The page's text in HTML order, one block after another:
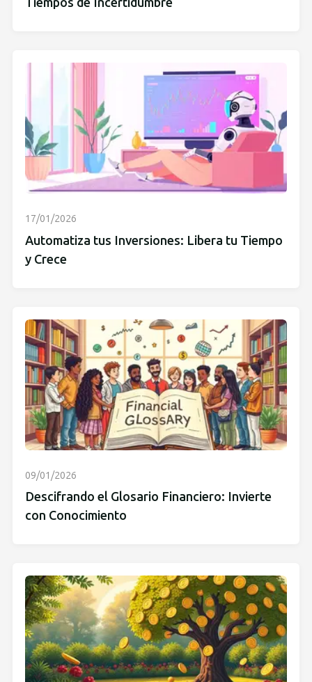
17/01/2026
Automatiza tus Inversiones: Libera tu Tiempo
y Crece
09/01/2026
Descifrando el Glosario Financiero: Invierte
con Conocimiento